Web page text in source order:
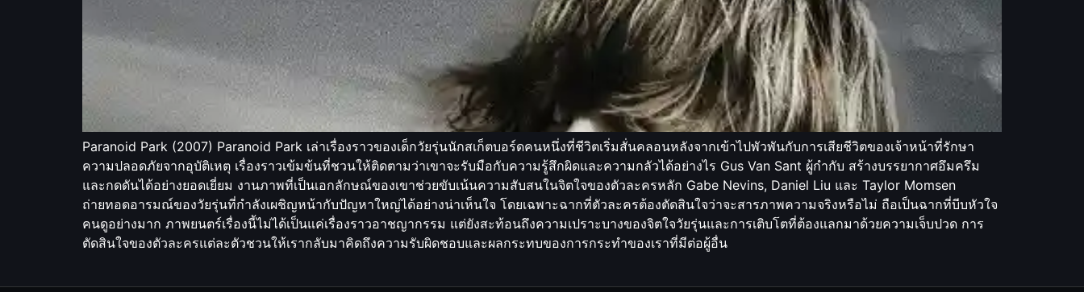
Paranoid Park (2007) Paranoid Park เล่าเรื่องราวของเด็กวัยรุ่นนักสเก็ตบอร์ดคนหนึ่งที่ชีวิตเริ่มสั่นคลอนหลังจากเข้าไปพัวพันกับการเสียชีวิตของเจ้าหน้าที่รักษา
ความปลอดภัยจากอุบัติเหตุ เรื่องราวเข้มข้นที่ชวนให้ติดตามว่าเขาจะรับมือกับความรู้สึกผิดและความกลัวได้อย่างไร Gus Van Sant ผู้กำกับ สร้างบรรยากาศอึมครึม
และกดดันได้อย่างยอดเยี่ยม งานภาพที่เป็นเอกลักษณ์ของเขาช่วยขับเน้นความสับสนในจิตใจของตัวละครหลัก Gabe Nevins, Daniel Liu และ Taylor Momsen
ถ่ายทอดอารมณ์ของวัยรุ่นที่กำลังเผชิญหน้ากับปัญหาใหญ่ได้อย่างน่าเห็นใจ โดยเฉพาะฉากที่ตัวละครต้องตัดสินใจว่าจะสารภาพความจริงหรือไม่ ถือเป็นฉากที่บีบหัวใจ
คนดูอย่างมาก ภาพยนตร์เรื่องนี้ไม่ได้เป็นแค่เรื่องราวอาชญากรรม แต่ยังสะท้อนถึงความเปราะบางของจิตใจวัยรุ่นและการเติบโตที่ต้องแลกมาด้วยความเจ็บปวด การ
ตัดสินใจของตัวละครแต่ละตัวชวนให้เรากลับมาคิดถึงความรับผิดชอบและผลกระทบของการกระทำของเราที่มีต่อผู้อื่น